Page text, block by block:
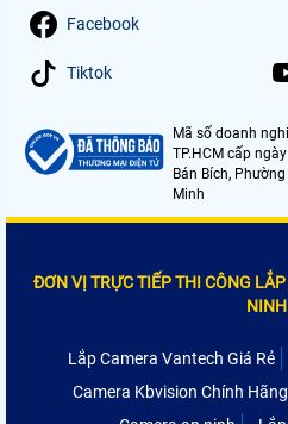
Facebook
Tiktok
Mã số doanh
TP.HCM cấp
Bán Bích,
Minh
ĐƠN VỊ TRỰC TIẾP THI CÔNG
NINH
Lắp Camera Vantech Giá Rẻ
Camera Kbvision Chính Hãng